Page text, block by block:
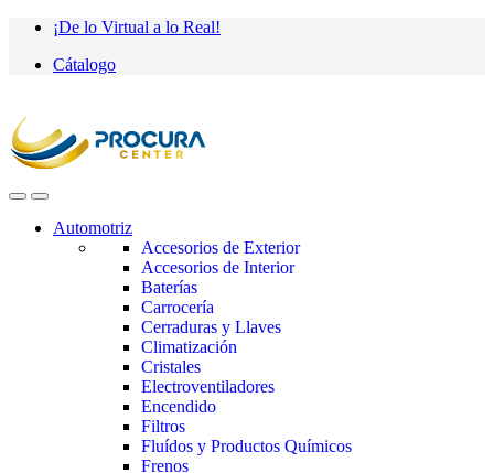
Saltar
navegación
saltar
contenido
¡De lo Virtual a lo Real!
Cátalogo
Automotriz
Accesorios de Exterior
Accesorios de Interior
Baterías
Carrocería
Cerraduras y Llaves
Climatización
Cristales
Electroventiladores
Encendido
Filtros
Fluídos y Productos Químicos
Frenos